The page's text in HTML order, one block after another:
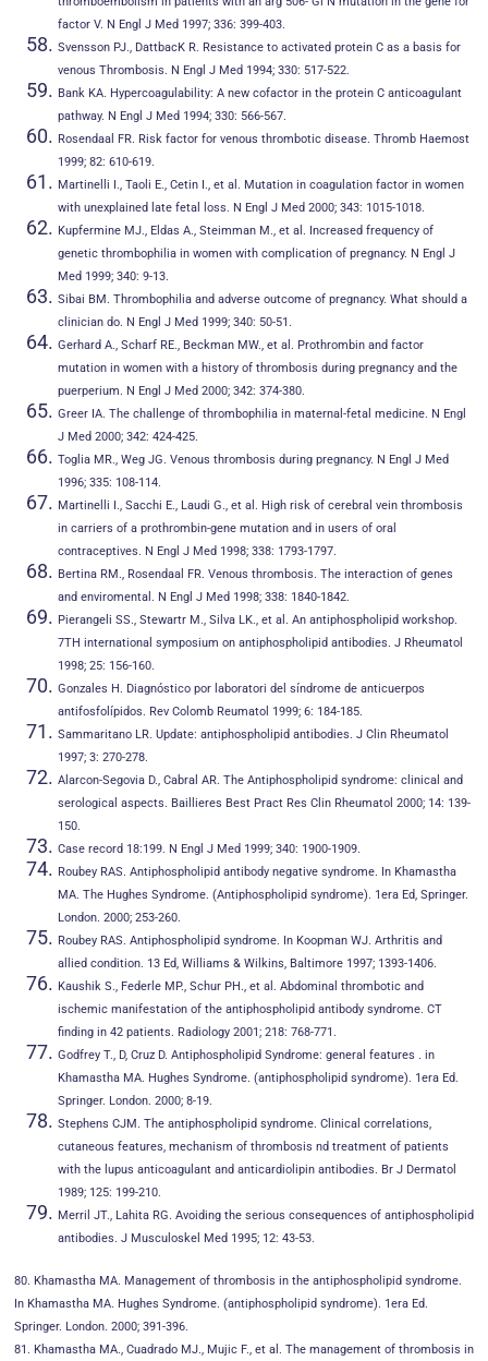
factor V. N Engl J Med 1997; 336: 399-403.
Svensson PJ., DattbacK R. Resistance to activated protein C as a basis for
venous Thrombosis. N Engl J Med 1994; 330: 517-522.
Bank KA. Hypercoagulability: A new cofactor in the protein C anticoagulant
pathway. N Engl J Med 1994; 330: 566-567.
Rosendaal FR. Risk factor for venous thrombotic disease. Thromb Haemost
1999; 82: 610-619.
Martinelli I., Taoli E., Cetin I., et al. Mutation in coagulation factor in women
with unexplained late fetal loss. N Engl J Med 2000; 343: 1015-1018.
Kupfermine MJ., Eldas A., Steimman M., et al. Increased frequency of
genetic thrombophilia in women with complication of pregnancy. N Engl J
Med 1999; 340: 9-13.
Sibai BM. Thrombophilia and adverse outcome of pregnancy. What should a
clinician do. N Engl J Med 1999; 340: 50-51.
Gerhard A., Scharf RE., Beckman MW., et al. Prothrombin and factor
mutation in women with a history of thrombosis during pregnancy and the
puerperium. N Engl J Med 2000; 342: 374-380.
Greer IA. The challenge of thrombophilia in maternal-fetal medicine. N Engl
J Med 2000; 342: 424-425.
Toglia MR., Weg JG. Venous thrombosis during pregnancy. N Engl J Med
1996; 335: 108-114.
Martinelli I., Sacchi E., Laudi G., et al. High risk of cerebral vein thrombosis
in carriers of a prothrombin-gene mutation and in users of oral
contraceptives. N Engl J Med 1998; 338: 1793-1797.
Bertina RM., Rosendaal FR. Venous thrombosis. The interaction of genes
and enviromental. N Engl J Med 1998; 338: 1840-1842.
Pierangeli SS., Stewartr M., Silva LK., et al. An antiphospholipid workshop.
7TH international symposium on antiphospholipid antibodies. J Rheumatol
1998; 25: 156-160.
Gonzales H. Diagnóstico por laboratori del síndrome de anticuerpos
antifosfolípidos. Rev Colomb Reumatol 1999; 6: 184-185.
Sammaritano LR. Update: antiphospholipid antibodies. J Clin Rheumatol
1997; 3: 270-278.
Alarcon-Segovia D., Cabral AR. The Antiphospholipid syndrome: clinical and
serological aspects. Baillieres Best Pract Res Clin Rheumatol 2000; 14: 139-
150.
Case record 18:199. N Engl J Med 1999; 340: 1900-1909.
Roubey RAS. Antiphospholipid antibody negative syndrome. In Khamastha
MA. The Hughes Syndrome. (Antiphospholipid syndrome). 1era Ed, Springer.
London. 2000; 253-260.
Roubey RAS. Antiphospholipid syndrome. In Koopman WJ. Arthritis and
allied condition. 13 Ed, Williams & Wilkins, Baltimore 1997; 1393-1406.
Kaushik S., Federle MP., Schur PH., et al. Abdominal thrombotic and
ischemic manifestation of the antiphospholipid antibody syndrome. CT
finding in 42 patients. Radiology 2001; 218: 768-771.
Godfrey T., D, Cruz D. Antiphospholipid Syndrome: general features . in
Khamastha MA. Hughes Syndrome. (antiphospholipid syndrome). 1era Ed.
Springer. London. 2000; 8-19.
Stephens CJM. The antiphospholipid syndrome. Clinical correlations,
cutaneous features, mechanism of thrombosis nd treatment of patients
with the lupus anticoagulant and anticardiolipin antibodies. Br J Dermatol
1989; 125: 199-210.
Merril JT., Lahita RG. Avoiding the serious consequences of antiphospholipid
antibodies. J Musculoskel Med 1995; 12: 43-53.
80. Khamastha MA. Management of thrombosis in the antiphospholipid syndrome.
In Khamastha MA. Hughes Syndrome. (antiphospholipid syndrome). 1era Ed.
Springer. London. 2000; 391-396.
81. Khamastha MA., Cuadrado MJ., Mujic F., et al. The management of thrombosis in